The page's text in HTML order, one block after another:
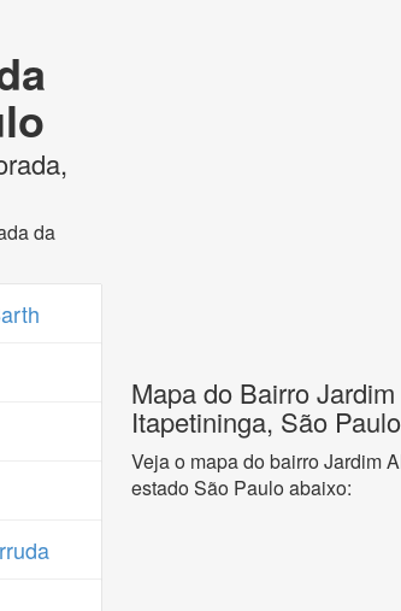
da
Mapa do Bairro
Itapetininga, São Paulo
Veja o mapa do bairro Jardim
estado São Paulo abaixo: